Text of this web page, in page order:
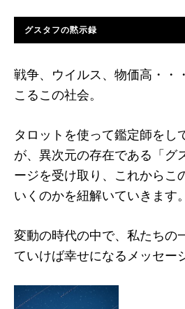
グスタフの黙示録
戦争、ウイルス、物価高・・
こるこの社会。
タロットを使って鑑定師をし
が、異次元の存在である「グ
ージを受け取り、これからこ
いくのかを紐解いていきます。
変動の時代の中で、私たちの
ていけば幸せになるメッセー